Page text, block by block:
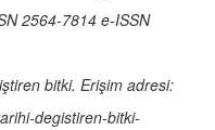
2564-7814 e-ISSN
bitki. Erişim adresi:
degistiren-bitki-